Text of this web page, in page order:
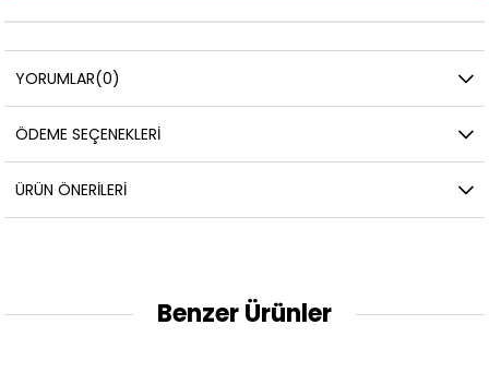
YORUMLAR(0)
ÖDEME SEÇENEKLERI
ÜRÜN ÖNERILERI
Benzer Ürünler